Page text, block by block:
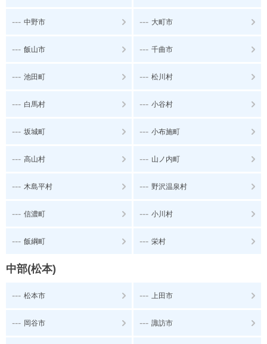
--- 中野市 --- 大町市
--- 飯山市 --- 千曲市
--- 池田町 --- 松川村
--- 白馬村 --- 小谷村
--- 坂城町 --- 小布施町
--- 高山村 --- 山ノ内町
--- 木島平村 --- 野沢温泉村
--- 信濃町 --- 小川村
--- 飯綱町 --- 栄村
中部(松本)
--- 松本市 --- 上田市
--- 岡谷市 --- 諏訪市